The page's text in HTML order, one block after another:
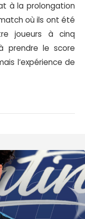
à la prolongation
où ils ont été
joueurs à cinq
prendre le score
l’expérience de